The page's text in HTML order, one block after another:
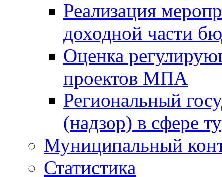
Реализация
доходной части
Оценка
проектов МПА
Региональный
(надзор) в сфере
Муниципальный
Статистика